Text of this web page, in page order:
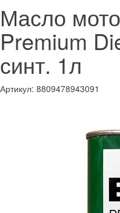
Масло
Premium
синт. 1л
Артикул: 8809478943091